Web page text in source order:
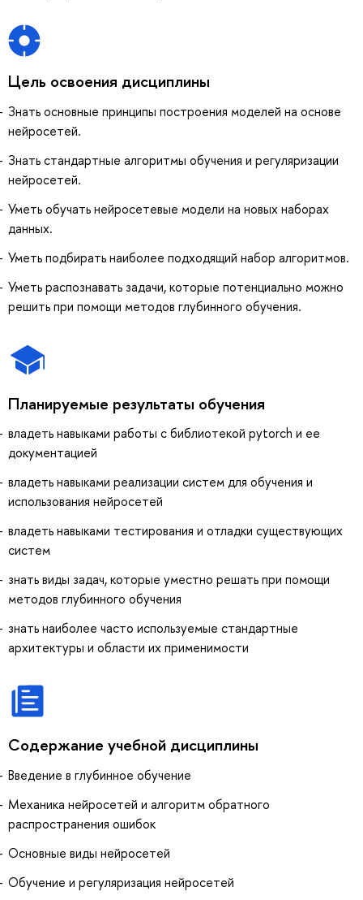
Цель освоения дисциплины
Знать основные принципы построения моделей на основе
нейросетей.
Знать стандартные алгоритмы обучения и регуляризации
нейросетей.
Уметь обучать нейросетевые модели на новых наборах
данных.
Уметь подбирать наиболее подходящий набор алгоритмов.
Уметь распознавать задачи, которые потенциально можно
решить при помощи методов глубинного обучения.
Планируемые результаты обучения
владеть навыками работы с библиотекой pytorch и ее
документацией
владеть навыками реализации систем для обучения и
использования нейросетей
владеть навыками тестирования и отладки существующих
систем
знать виды задач, которые уместно решать при помощи
методов глубинного обучения
знать наиболее часто используемые стандартные
архитектуры и области их применимости
Содержание учебной дисциплины
Введение в глубинное обучение
Механика нейросетей и алгоритм обратного
распространения ошибок
Основные виды нейросетей
Обучение и регуляризация нейросетей